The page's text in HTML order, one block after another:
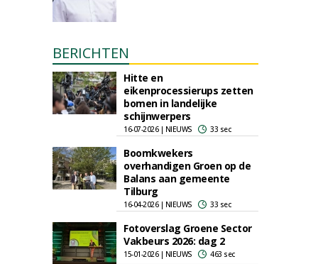
BERICHTEN
Hitte en
eikenprocessierups zetten
bomen in landelijke
schijnwerpers
16-07-2026 | NIEUWS 33 sec
Boomkwekers
overhandigen Groen op de
Balans aan gemeente
Tilburg
16-04-2026 | NIEUWS 33 sec
Fotoverslag Groene Sector
Vakbeurs 2026: dag 2
15-01-2026 | NIEUWS 463 sec